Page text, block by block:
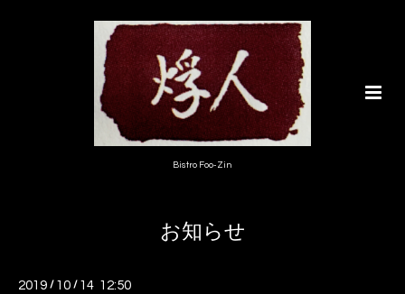
Bistro Foo-Zin
お知らせ
2019 / 10 / 14 12:50